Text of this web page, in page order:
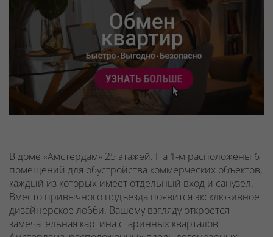
В доме «Амстердам» 25 этажей. На 1-м расположены 6
помещений для обустройства коммерческих объектов,
каждый из которых имеет отдельный вход и санузел.
Вместо привычного подъезда появится эксклюзивное
дизайнерское лобби. Вашему взгляду откроется
замечательная картина старинных кварталов